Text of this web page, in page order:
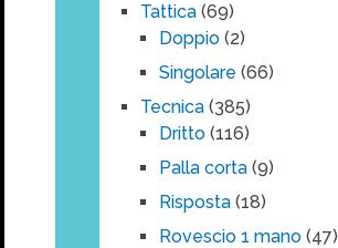
Tattica (69)
Doppio (2)
Singolare (66)
Tecnica (385)
Dritto (116)
Palla corta (9)
Risposta (18)
Rovescio 1 mano (47)